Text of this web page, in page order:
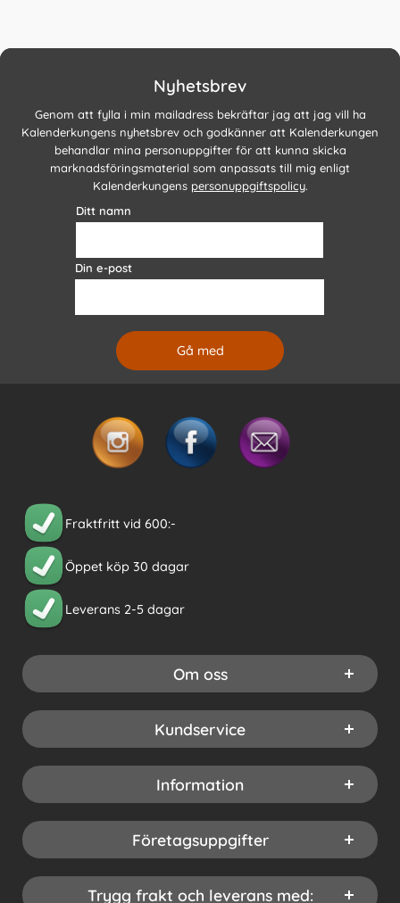
Nyhetsbrev
Genom att fylla i min mailadress bekräftar jag att jag vill ha
Kalenderkungens nyhetsbrev och godkänner att Kalenderkungen
behandlar mina personuppgifter för att kunna skicka
marknadsföringsmaterial som anpassats till mig enligt
Kalenderkungens personuppgiftspolicy.
Ditt namn
Din e-post
Fraktfritt vid 600:-
Öppet köp 30 dagar
Leverans 2-5 dagar
Om oss
Kundservice
Information
Företagsuppgifter
Trygg frakt och leverans med: